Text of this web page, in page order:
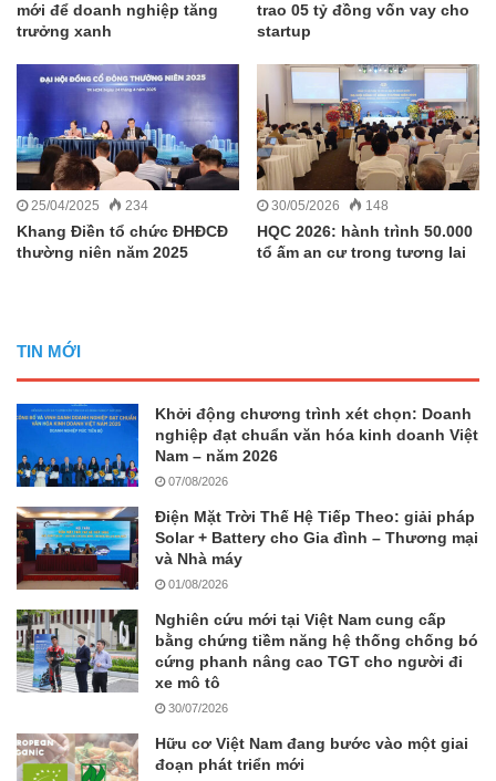
mới để doanh nghiệp tăng
trưởng xanh
trao 05 tỷ đồng vốn vay cho
startup
25/04/2025 234
Khang Điền tổ chức ĐHĐCĐ
thường niên năm 2025
30/05/2026 148
HQC 2026: hành trình 50.000
tổ ấm an cư trong tương lai
TIN MỚI
Khởi động chương trình xét chọn: Doanh
nghiệp đạt chuẩn văn hóa kinh doanh Việt
Nam – năm 2026
07/08/2026
Điện Mặt Trời Thế Hệ Tiếp Theo: giải pháp
Solar + Battery cho Gia đình – Thương mại
và Nhà máy
01/08/2026
Nghiên cứu mới tại Việt Nam cung cấp
bằng chứng tiềm năng hệ thống chống bó
cứng phanh nâng cao TGT cho người đi
xe mô tô
30/07/2026
Hữu cơ Việt Nam đang bước vào một giai
đoạn phát triển mới